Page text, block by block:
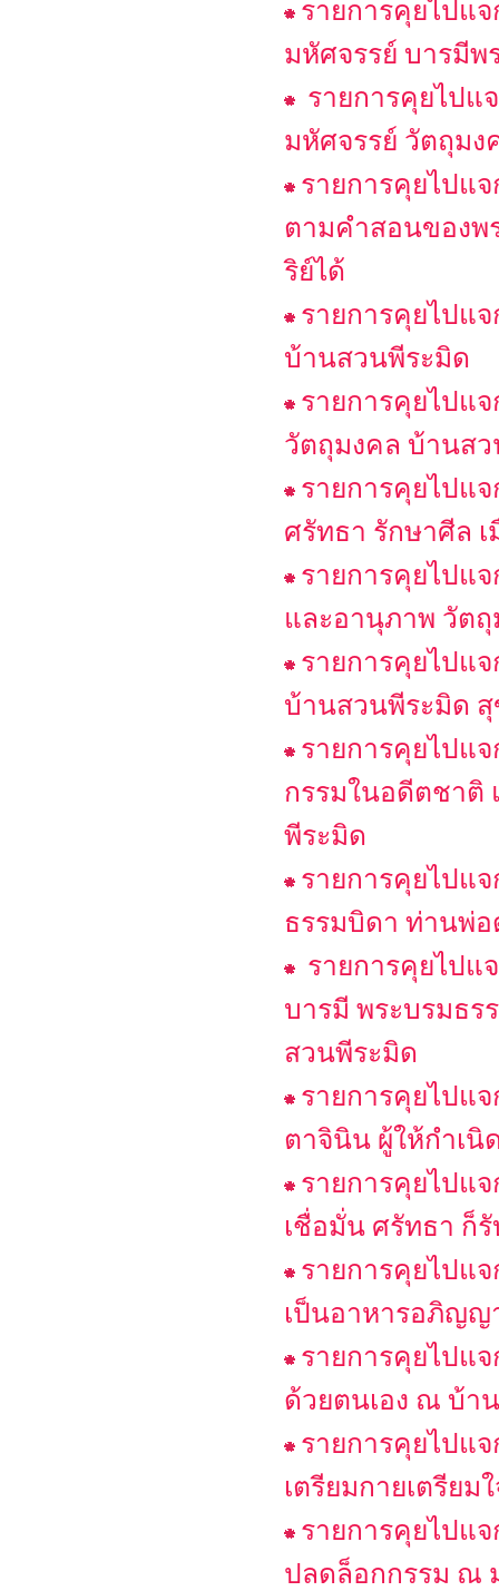
รายการคุยไปแจ
มหัศจรรย์ บารมีพ
รายการคุยไปแ
มหัศจรรย์ วัตถุม
รายการคุยไปแ
ตามคำสอนของพ
ริย์ได้
รายการคุยไปแ
บ้านสวนพีระมิด
รายการคุยไปแ
วัตถุมงคล บ้านส
รายการคุยไปแ
ศรัทธา รักษาศีล
รายการคุยไปแ
และอานุภาพ วัต
รายการคุยไปแ
บ้านสวนพีระมิด
รายการคุยไปแ
กรรมในอดีตชาติ
พีระมิด
รายการคุยไปแ
ธรรมบิดา ท่านพ่
รายการคุยไปแ
บารมี พระบรมธ
สวนพีระมิด
รายการคุยไปแ
ตาจินิน ผู้ให้กำเนิ
รายการคุยไปแ
เชื่อมั่น ศรัทธา ก็
รายการคุยไปแ
เป็นอาหารอภิญญ
รายการคุยไปแ
ด้วยตนเอง ณ บ้า
รายการคุยไปแ
เตรียมกายเตรียม
รายการคุยไปแ
ปลดล็อกกรรม ณ